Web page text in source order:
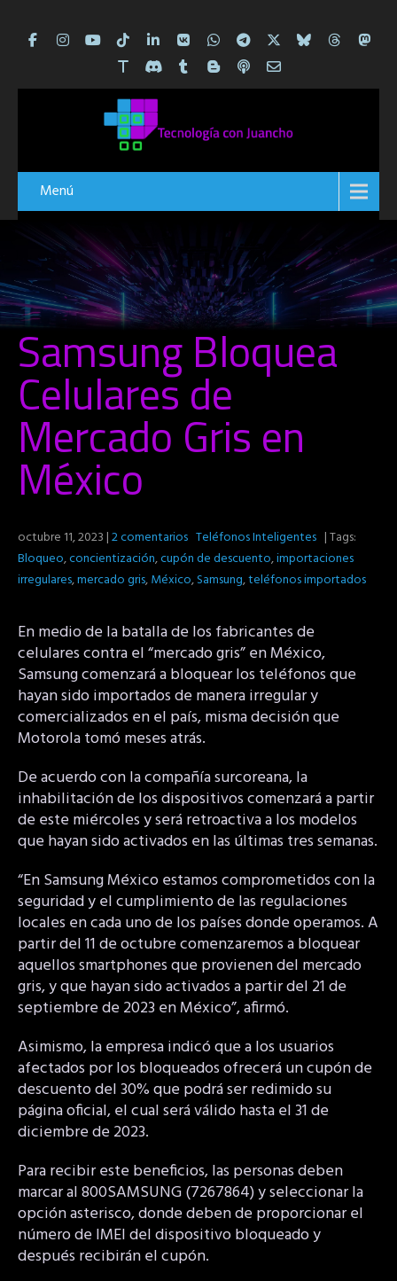
Menú
Samsung Bloquea
Celulares de
Mercado Gris en
México
octubre 11, 2023|2 comentarios Teléfonos Inteligentes | Tags:
Bloqueo,concientización,cupón de descuento,importaciones
irregulares,mercado gris,México,Samsung,teléfonos importados
En medio de la batalla de los fabricantes de
celulares contra el “mercado gris” en México,
Samsung comenzará a bloquear los teléfonos que
hayan sido importados de manera irregular y
comercializados en el país, misma decisión que
Motorola tomó meses atrás.
De acuerdo con la compañía surcoreana, la
inhabilitación de los dispositivos comenzará a partir
de este miércoles y será retroactiva a los modelos
que hayan sido activados en las últimas tres semanas.
“En Samsung México estamos comprometidos con la
seguridad y el cumplimiento de las regulaciones
locales en cada uno de los países donde operamos. A
partir del 11 de octubre comenzaremos a bloquear
aquellos smartphones que provienen del mercado
gris, y que hayan sido activados a partir del 21 de
septiembre de 2023 en México”, afirmó.
Asimismo, la empresa indicó que a los usuarios
afectados por los bloqueados ofrecerá un cupón de
descuento del 30% que podrá ser redimido su
página oficial, el cual será válido hasta el 31 de
diciembre de 2023.
Para recibir este beneficios, las personas deben
marcar al 800SAMSUNG (7267864) y seleccionar la
opción asterisco, donde deben de proporcionar el
número de IMEI del dispositivo bloqueado y
después recibirán el cupón.